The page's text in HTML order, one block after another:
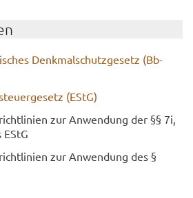
Denk­mal­schutz­ge­setz (Bb­
(EStG)
zur An­wen­dung der §§ 7i,
zur An­wen­dung des §